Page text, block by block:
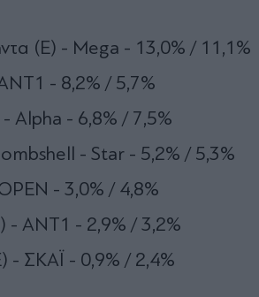
(Ε) - Mega - 13,0% / 11,1%
- 8,2% / 5,7%
Alpha - 6,8% / 7,5%
- Star - 5,2% / 5,3%
- 3,0% / 4,8%
- ΑΝΤ1 - 2,9% / 3,2%
- ΣΚΑΪ - 0,9% / 2,4%